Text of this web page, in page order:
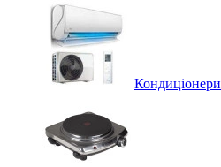
Кондиціонери